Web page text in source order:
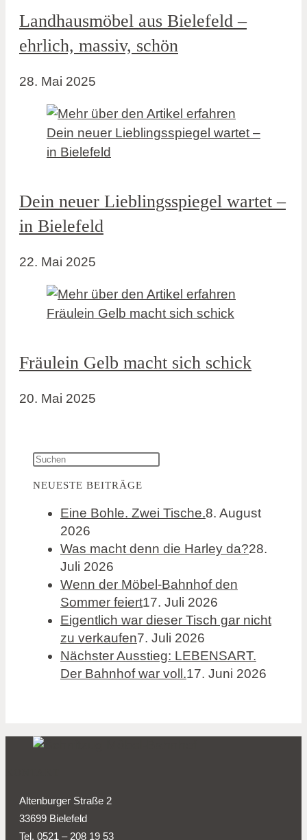
Landhausmöbel aus Bielefeld –
ehrlich, massiv, schön
28. Mai 2025
Dein neuer Lieblingsspiegel wartet –
in Bielefeld
22. Mai 2025
Fräulein Gelb macht sich schick
20. Mai 2025
NEUESTE BEITRÄGE
Eine Bohle. Zwei Tische.8. August
2026
Was macht denn die Harley da?28.
Juli 2026
Wenn der Möbel-Bahnhof den
Sommer feiert17. Juli 2026
Eigentlich war dieser Tisch gar nicht
zu verkaufen7. Juli 2026
Nächster Ausstieg: LEBENSART.
Der Bahnhof war voll.17. Juni 2026
Altenburger Straße 2
33699 Bielefeld
Tel. 0521 – 208 19 53